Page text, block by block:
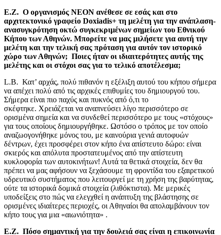
Ε.Ζ. Ο οργανισμός ΝΕΟΝ ανέθεσε σε εσάς και στο ​
αρχιτεκτονικό ​γραφείο Doxiadis+ τη μελέτη για την ανάπλαση-​
ανασυγκρότηση ​οκτώ συγκεκριμένων σημείων του Εθνικού
Κήπου ​των Αθηνών​. Μπορείτε να μας μιλήσετε για αυτή την
μελέτη και την τελική σας πρόταση για αυτόν τον ιστορικό
χώρο των Αθηνών​; Ποιες ήταν οι ιδιαιτερότητες ​αυτής της
μελέτης ​και οι στόχοι σας για το τελικό αποτέλεσμα;
L.B. Κατ’ αρχάς, πολύ πιθανόν η εξέλιξη αυτού του κήπου σήμερα
να απέχει πολύ από τις αρχικές επιθυμίες του δημιουργού του.
Σήμερα είναι πιο παχύς και πυκνός από ό,τι το
σκέφτηκε. Χρειάζεται να αναπνεύσει λίγο περισσότερο σε
ορισμένα σημεία και να συνδεθεί περισσότερο με τους «στόχους»
για τους οποίους δημιουργήθηκε. Ωστόσο ο τρόπος με τον οποίο
αναζωογονήθηκε μόνος του, με καινούρια γενιά αυτοφυών
δέντρων, έχει προσφέρει στον κήπο ένα απίστευτο δώρο: είναι
σκιερός και απόλυτα προστατευμένος από την απίστευτη
κυκλοφορία των αυτοκινήτων! Αυτά τα θετικά στοιχεία, δεν θα
πρέπει να μας αφήσουν να ξεχάσουμε τη φροντίδα του εξαιρετικού
υδρευτικό συστήματος που λειτουργεί με τη χρήση της βαρύτητας,
ούτε τα ιστορικά δομικά στοιχεία (λιθόκτιστα). Με μερικές
υποδείξεις στο πώς να ελεγχθεί η ανάπτυξη της βλάστησης σε
ορισμένες ιδιαίτερες περιοχές, οι Αθηναίοι θα απολαμβάνουν τον
κήπο τους για μια «αιωνιότητα» .
Ε.Ζ. Πόσο σημαντική για την δουλειά σας είναι η επικοινωνία